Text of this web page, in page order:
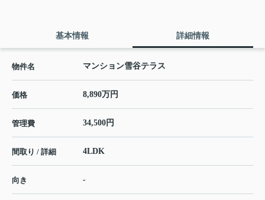
基本情報 詳細情報
物件名 マンション雪谷テラス
価格 8,890万円
管理費 34,500円
間取り / 詳細 4LDK
向き -